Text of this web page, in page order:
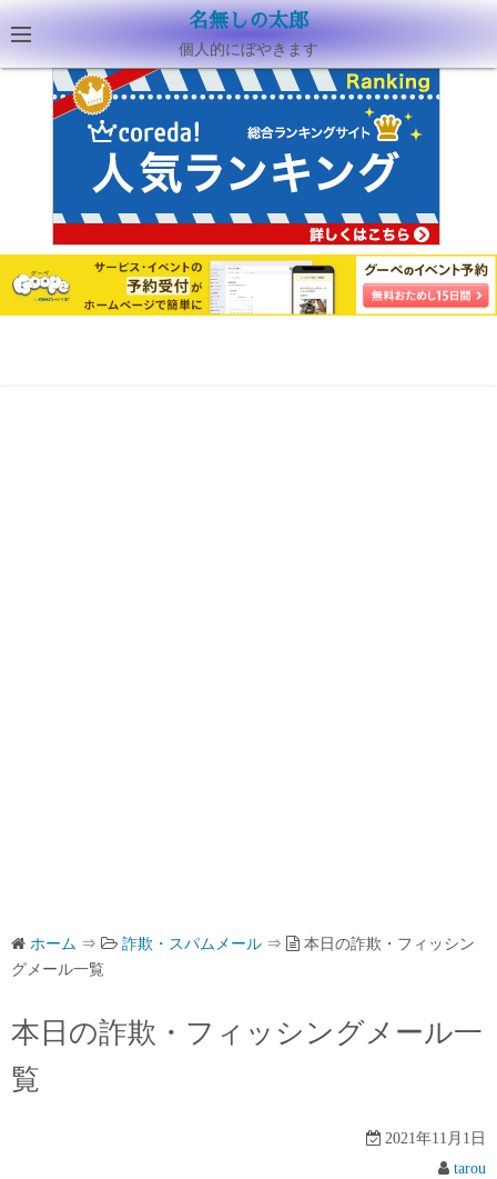
名無しの太郎
個人的にぼやきます
ホーム ⇒ 詐欺・スパムメール ⇒
本日の詐欺・フィッシン
グメール一覧
本日の詐欺・フィッシングメール一
覧
2021年11月1日
tarou